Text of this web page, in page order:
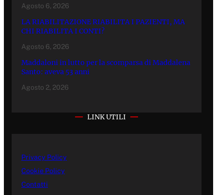
Agosto 6, 2026
LA RIABILITAZIONE RIABILITA I PAZIENTI, MA
CHI RIABILITA I CONTI?
Agosto 6, 2026
Maddaloni in lutto per la scomparsa di Maddalena
Santo: aveva 53 anni
Agosto 2, 2026
LINK UTILI
Privacy Policy
Cookie Policy
Contatti